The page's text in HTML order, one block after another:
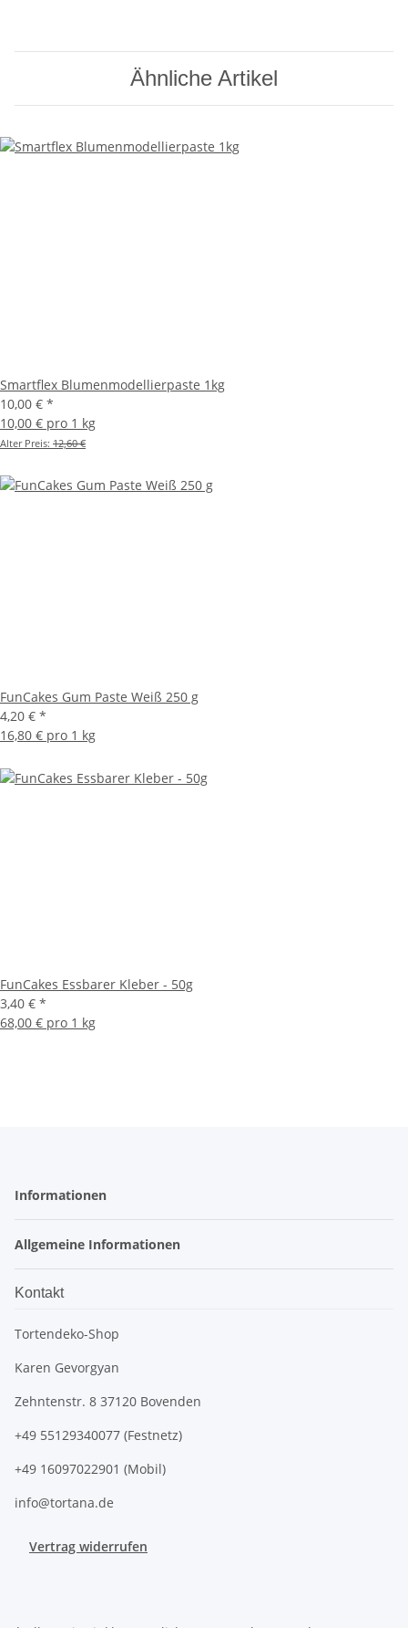
Ähnliche Artikel
Smartflex Blumenmodellierpaste 1kg
10,00 € *
10,00 € pro 1 kg
Alter Preis: 12,60 €
FunCakes Gum Paste Weiß 250 g
4,20 € *
16,80 € pro 1 kg
FunCakes Essbarer Kleber - 50g
3,40 € *
68,00 € pro 1 kg
Informationen
Allgemeine Informationen
Kontakt
Tortendeko-Shop
Karen Gevorgyan
Zehntenstr. 8 37120 Bovenden
+49 55129340077 (Festnetz)
+49 16097022901 (Mobil)
info@tortana.de
Vertrag widerrufen